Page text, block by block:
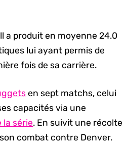
a produit en moyenne 24.0
lui ayant permis de
fois de sa carrière.
en sept matchs, celui
capacités via une
la série. En suivit une récolte
combat contre Denver.